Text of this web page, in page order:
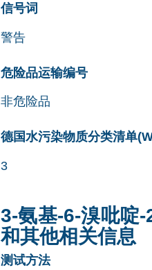
信号词
警告
危险品运输编号
非危险品
德国水污染物质分类清单
3
3-氨基-6-溴吡啶
和其他相关信息
测试方法